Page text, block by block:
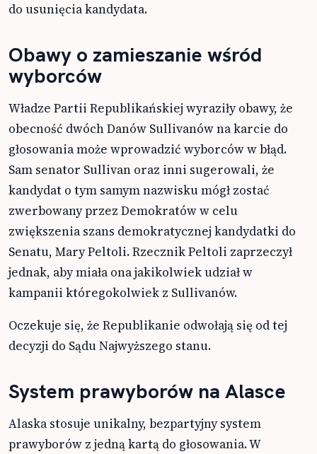
do usunięcia kandydata.
Obawy o zamieszanie wśród
wyborców
Władze Partii Republikańskiej wyraziły obawy, że
obecność dwóch Danów Sullivanów na karcie do
głosowania może wprowadzić wyborców w błąd.
Sam senator Sullivan oraz inni sugerowali, że
kandydat o tym samym nazwisku mógł zostać
zwerbowany przez Demokratów w celu
zwiększenia szans demokratycznej kandydatki do
Senatu, Mary Peltoli. Rzecznik Peltoli zaprzeczył
jednak, aby miała ona jakikolwiek udział w
kampanii któregokolwiek z Sullivanów.
Oczekuje się, że Republikanie odwołają się od tej
decyzji do Sądu Najwyższego stanu.
System prawyborów na Alasce
Alaska stosuje unikalny, bezpartyjny system
prawyborów z jedną kartą do głosowania. W